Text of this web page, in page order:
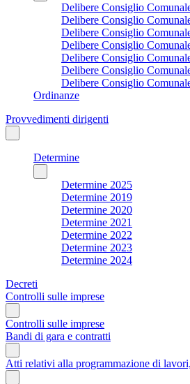
Delibere Consiglio
Delibere Consiglio
Delibere Consiglio
Delibere Consiglio
Delibere Consiglio
Delibere Consiglio
Delibere Consiglio
Ordinanze
Provvedimenti dirigenti
Determine
Determine 2025
Determine 2019
Determine 2020
Determine 2021
Determine 2022
Determine 2023
Determine 2024
Decreti
Controlli sulle imprese
Controlli sulle imprese
Bandi di gara e contratti
Atti relativi alla programmazione di